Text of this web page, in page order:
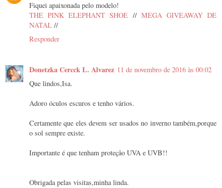
Fiquei apaixonada pelo modelo!
THE PINK ELEPHANT SHOE // MEGA GIVEAWAY DE
NATAL //
Responder
Donetzka Cercck L. Alvarez 11 de novembro de 2016 às 00:02
Que lindos,Isa.
Adoro óculos escuros e tenho vários.
Certamente que eles devem ser usados no inverno também,porque
o sol sempre existe.
Importante é que tenham proteção UVA e UVB!!
Obrigada pelas visitas,minha linda.